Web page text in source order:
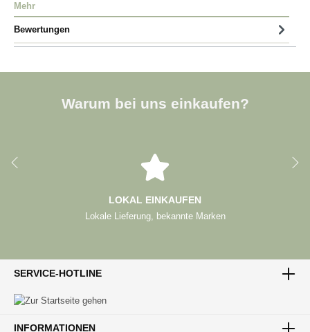
Mehr
Bewertungen
Warum bei uns einkaufen?
LOKAL EINKAUFEN
Lokale Lieferung, bekannte Marken
SERVICE-HOTLINE
INFORMATIONEN